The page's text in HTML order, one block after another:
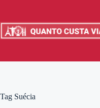
o
conteúdo
Tag Suécia